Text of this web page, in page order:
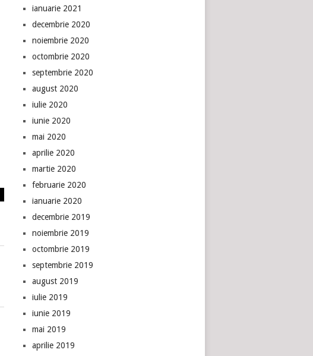
ianuarie 2021
decembrie 2020
noiembrie 2020
octombrie 2020
septembrie 2020
august 2020
iulie 2020
iunie 2020
mai 2020
aprilie 2020
martie 2020
februarie 2020
ianuarie 2020
decembrie 2019
noiembrie 2019
octombrie 2019
septembrie 2019
august 2019
iulie 2019
iunie 2019
mai 2019
aprilie 2019